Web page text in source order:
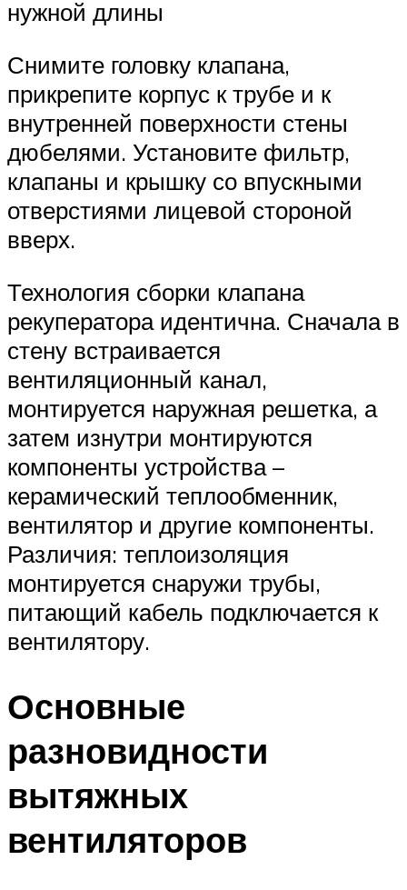
нужной длины
Снимите головку клапана,
прикрепите корпус к трубе и к
внутренней поверхности стены
дюбелями. Установите фильтр,
клапаны и крышку со впускными
отверстиями лицевой стороной
вверх.
Технология сборки клапана
рекуператора идентична. Сначала в
стену встраивается
вентиляционный канал,
монтируется наружная решетка, а
затем изнутри монтируются
компоненты устройства –
керамический теплообменник,
вентилятор и другие компоненты.
Различия: теплоизоляция
монтируется снаружи трубы,
питающий кабель подключается к
вентилятору.
Основные
разновидности
вытяжных
вентиляторов